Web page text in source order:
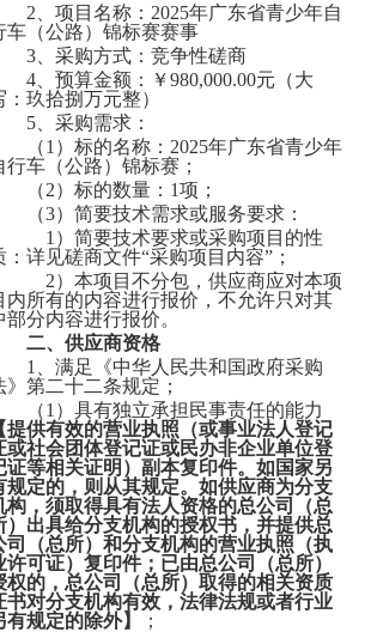
合社光伏发电设备采购项目
务局购买劳务服务项目
2、项目名称： 2025年广东省青少年自
车（公路）锦标赛赛事
3、采购方式：竞争性磋商
4、预算金额：
￥980,000.00元（大
：玖拾捌万元整）
5、采购需求：
（1）标的名称： 2025年广东省青少年
行车（公路）锦标赛 ；
（2）标的数量：1项；
（3）简要技术需求或服务要求：
1）简要技术要求或采购项目的性
：详见磋商文件“采购项目内容”；
2）本项目不分包，供应商应对本项
内所有的内容进行报价，不允许只对其
部分内容进行报价。
二、供应商资格
1、满足《中华人民共和国政府采购
》第二十二条规定；
（1）具有独立承担民事责任的能力
提供有效的营业执照（或事业法人登记
或社会团体登记证或民办非企业单位登
证等相关证明）副本复印件。如国家另
规定的，则从其规定。如供应商为分支
构，须取得具有法人资格的总公司（总
）出具给分支机构的授权书，并提供总
司（总所）和分支机构的营业执照（执
许可证）复印件；已由总公司（总所）
权的，总公司（总所）取得的相关资质
书对分支机构有效，法律法规或者行业
有规定的除外】
；